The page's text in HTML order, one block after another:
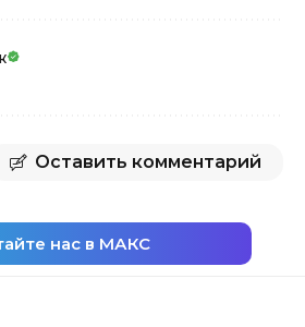
Оставить комментарий
нас в МАКС